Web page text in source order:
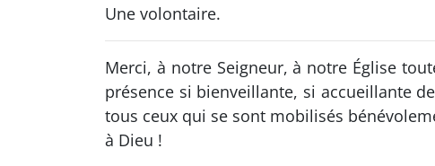
Une volontaire.
Merci, à notre Seigneur, à notre Église
présence si bienveillante, si accueillante
tous ceux qui se sont mobilisés
à Dieu !